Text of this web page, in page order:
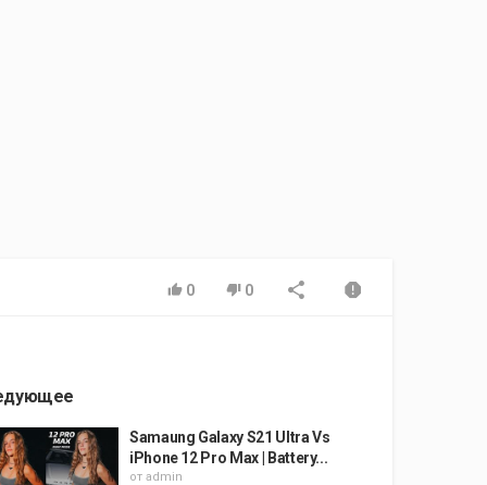
0 0
Samaung Galaxy S21 Ultra Vs
iPhone 12 Pro Max | Battery...
от admin